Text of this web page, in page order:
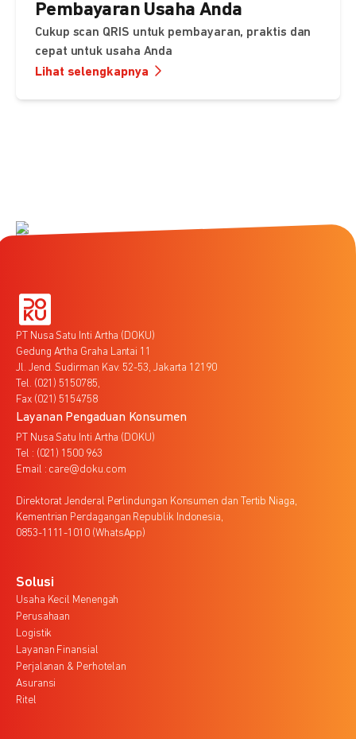
Pembayaran Usaha Anda
Cukup scan QRIS untuk pembayaran, praktis dan
cepat untuk usaha Anda
Lihat selengkapnya
PT Nusa Satu Inti Artha (DOKU)
Gedung Artha Graha Lantai 11
Jl. Jend. Sudirman Kav. 52-53, Jakarta 12190
Tel. (021) 5150785,
Fax (021) 5154758
Layanan Pengaduan Konsumen
PT Nusa Satu Inti Artha (DOKU)
Tel : (021) 1500 963
Email : care@doku.com
Direktorat Jenderal Perlindungan Konsumen dan Tertib Niaga,
Kementrian Perdagangan Republik Indonesia,
0853-1111-1010 (WhatsApp)
Solusi
Usaha Kecil Menengah
Perusahaan
Logistik
Layanan Finansial
Perjalanan & Perhotelan
Asuransi
Ritel